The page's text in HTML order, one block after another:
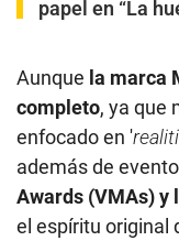
papel en “La
Aunque la marca
completo, ya que
enfocado en '
además de
Awards (VMAs) y
el espíritu original